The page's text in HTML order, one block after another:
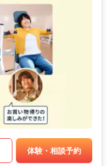
体験・相談予約